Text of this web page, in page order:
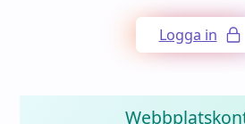
Logga in